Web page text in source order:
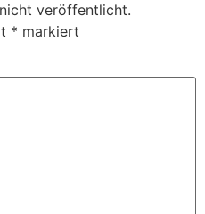
veröffentlicht.
* markiert